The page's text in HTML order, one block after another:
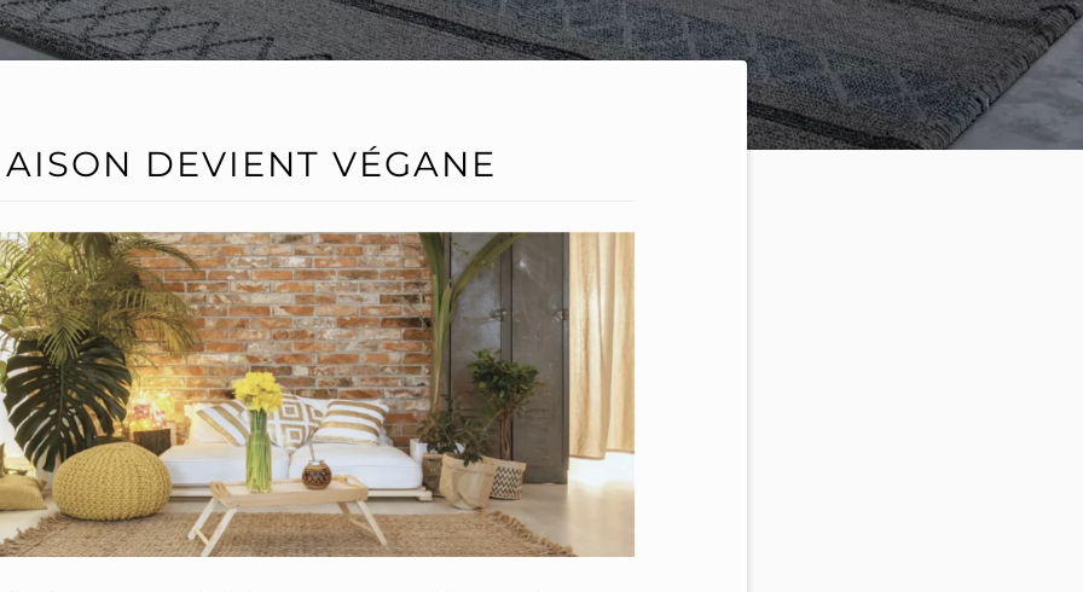
DEVIENT VÉGANE